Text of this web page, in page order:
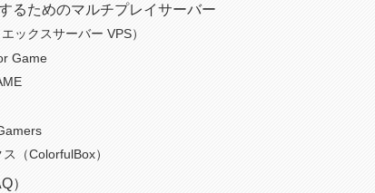
るためのマルチプレイサーバー
ックスサーバー VPS）
Game
（ColorfulBox）
）